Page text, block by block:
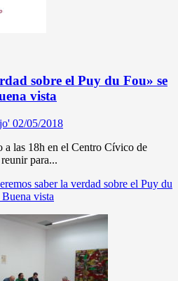
sobre el Puy du Fou» se
vista
02/05/2018
las 18h en el Centro Cívico de
para...
saber la verdad sobre el Puy du
vista